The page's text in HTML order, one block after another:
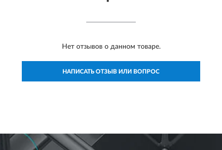
Нет отзывов о данном товаре.
НАПИСАТЬ ОТЗЫВ ИЛИ ВОПРОС